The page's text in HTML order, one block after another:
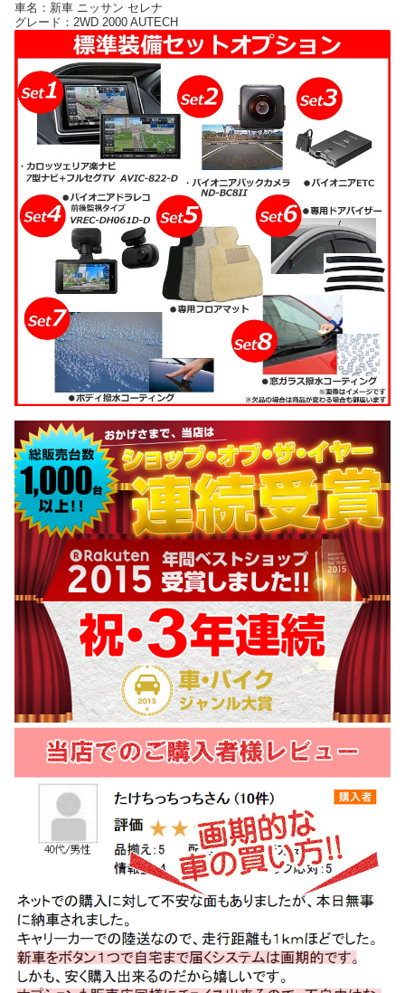
車名：新車 ニッサン セレナ
グレード：2WD 2000 AUTECH